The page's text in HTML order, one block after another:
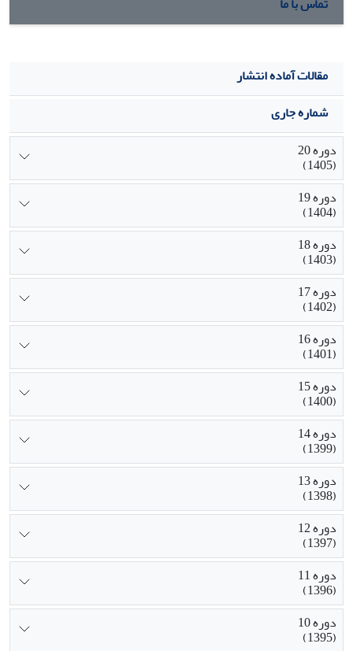
مقالات آماده انتشار
شماره جاری
دوره 20
(1405)
دوره 19
(1404)
دوره 18
(1403)
دوره 17
(1402)
دوره 16
(1401)
دوره 15
(1400)
دوره 14
(1399)
دوره 13
(1398)
دوره 12
(1397)
دوره 11
(1396)
دوره 10
(1395)